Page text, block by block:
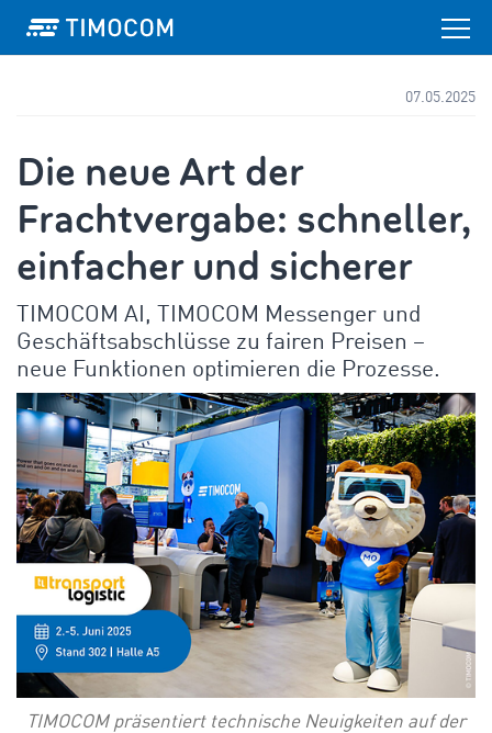
07.05.2025
Die neue Art der
Frachtvergabe: schneller,
einfacher und sicherer
TIMOCOM AI, TIMOCOM Messenger und
Geschäftsabschlüsse zu fairen Preisen –
neue Funktionen optimieren die Prozesse.
TIMOCOM präsentiert technische Neuigkeiten auf der